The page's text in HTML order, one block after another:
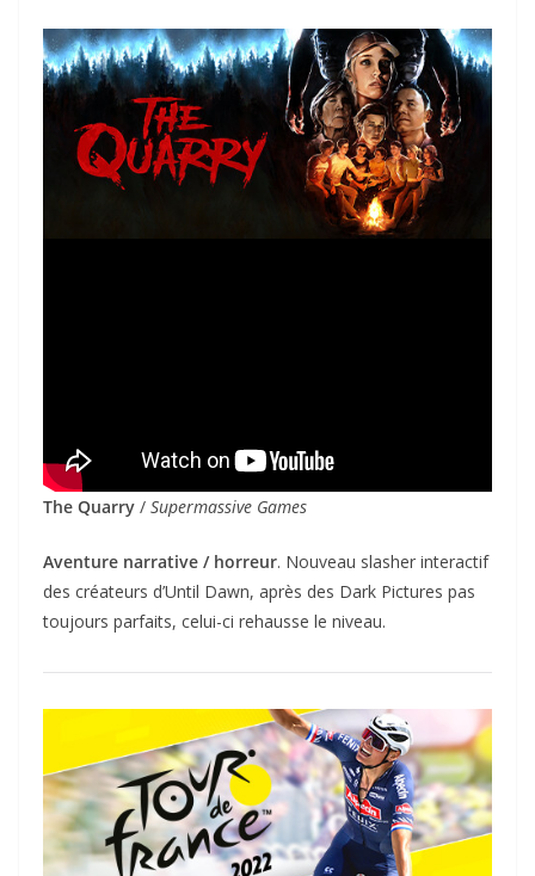
The Quarry / Supermassive Games
Aventure narrative / horreur. Nouveau slasher interactif
des créateurs d’Until Dawn, après des Dark Pictures pas
toujours parfaits, celui-ci rehausse le niveau.